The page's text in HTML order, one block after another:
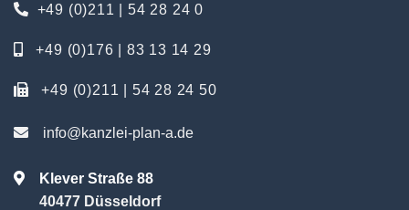
+49 (0)211 | 54 28 24 0
+49 (0)176 | 83 13 14 29
+49 (0)211 | 54 28 24 50
info@kanzlei-plan-a.de
Klever Straße 88
40477 Düsseldorf